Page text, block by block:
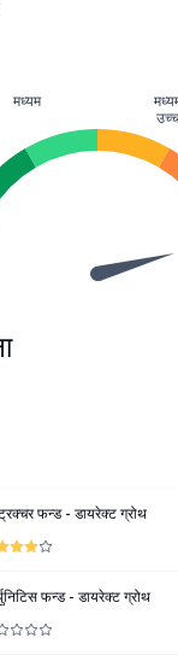
मध्यम
उच्च
फन्ड - डायरेक्ट ग्रोथ
फन्ड - डायरेक्ट ग्रोथ